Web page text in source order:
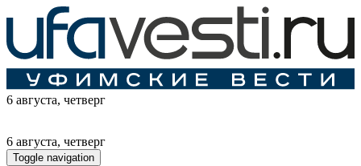
6 августа, четверг
6 августа, четверг
Toggle navigation